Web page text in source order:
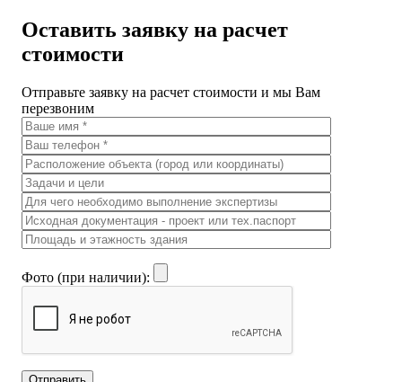
Оставить заявку на расчет
стоимости
Отправьте заявку на расчет стоимости и мы Вам
перезвоним
Фото (при наличии):